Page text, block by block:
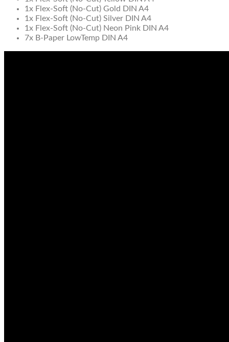
1x Flex-Soft (No-Cut) Gold DIN A4
1x Flex-Soft (No-Cut) Silver DIN A4
1x Flex-Soft (No-Cut) Neon Pink DIN A4
7x B-Paper LowTemp DIN A4